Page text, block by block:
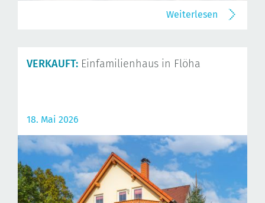
Weiterlesen
VERKAUFT: Einfamilienhaus in Flöha
18. Mai 2026